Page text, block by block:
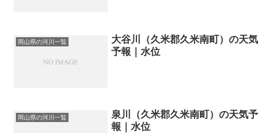
岡山県の河川一覧
大谷川（久米郡久米南町）の天気
予報｜水位
岡山県の河川一覧
泉川（久米郡久米南町）の天気予
報｜水位